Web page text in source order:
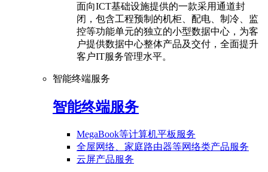
面向ICT基础设施提供的一款采用通道封
闭，包含工程预制的机柜、配电、制冷、监
控等功能单元的独立的小型数据中心，为客
户提供数据中心整体产品及交付，全面提升
客户IT服务管理水平。
智能终端服务
智能终端服务
MegaBook等计算机平板服务
全屋网络、家庭路由器等网络类产品服务
云屏产品服务